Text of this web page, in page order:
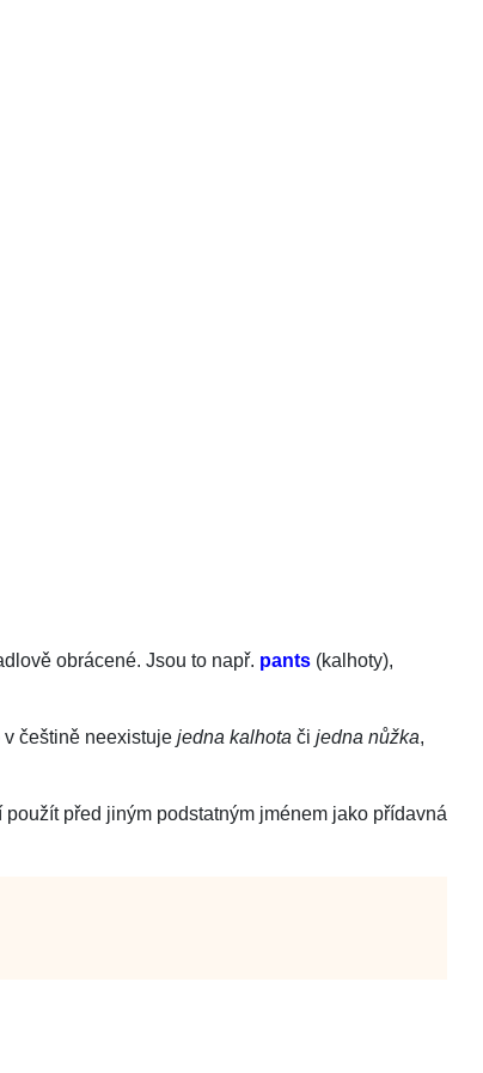
obrácené. Jsou to např. pants (kalhoty),
češtině neexistuje jedna kalhota či jedna nůžka,
před jiným podstatným jménem jako přídavná